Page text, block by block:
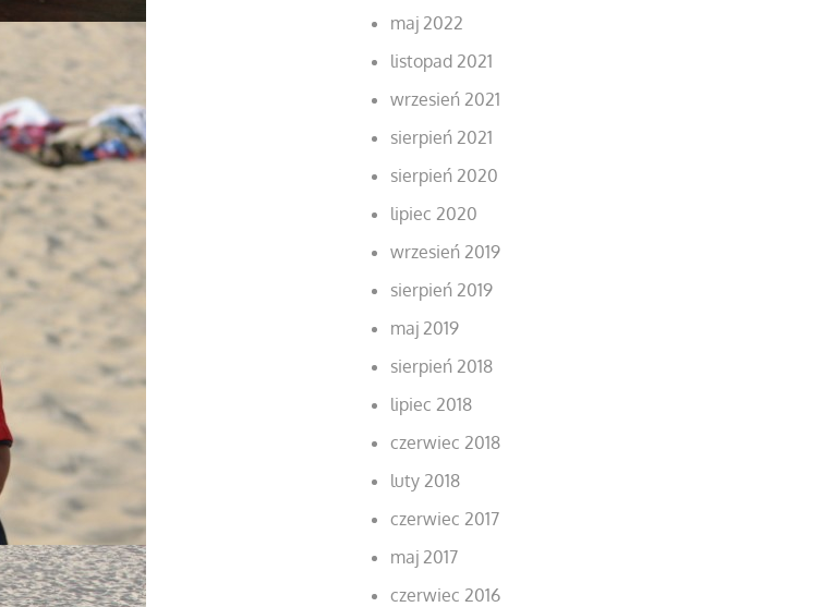
maj 2022
listopad 2021
wrzesień 2021
sierpień 2021
sierpień 2020
lipiec 2020
wrzesień 2019
sierpień 2019
maj 2019
sierpień 2018
lipiec 2018
czerwiec 2018
luty 2018
czerwiec 2017
maj 2017
czerwiec 2016